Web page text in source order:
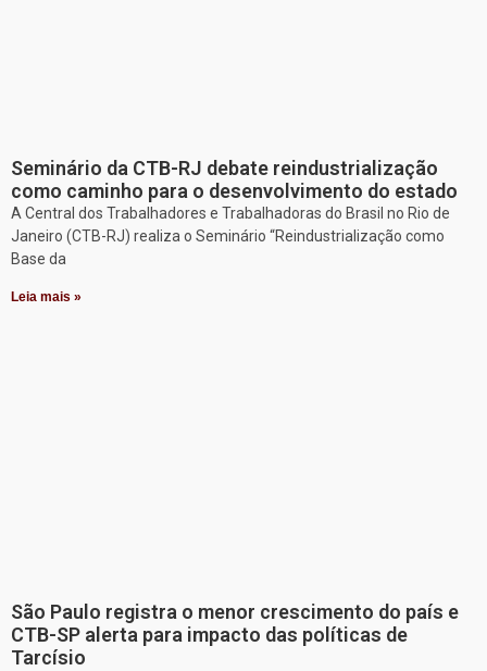
Seminário da CTB-RJ debate reindustrialização
como caminho para o desenvolvimento do estado
A Central dos Trabalhadores e Trabalhadoras do Brasil no Rio de
Janeiro (CTB-RJ) realiza o Seminário “Reindustrialização como
Base da
Leia mais »
São Paulo registra o menor crescimento do país e
CTB-SP alerta para impacto das políticas de
Tarcísio